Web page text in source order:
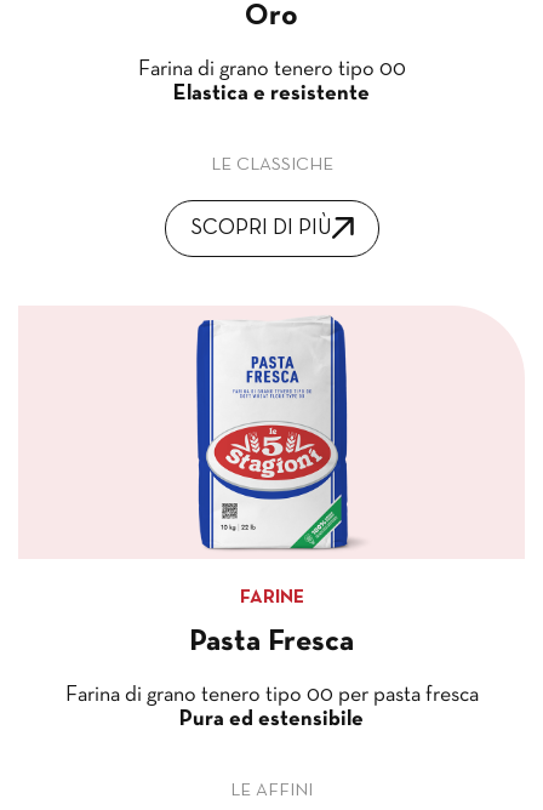
Oro
Farina di grano tenero tipo 00
Elastica e resistente
LE CLASSICHE
SCOPRI DI PIÙ
FARINE
Pasta Fresca
Farina di grano tenero tipo 00 per pasta fresca
Pura ed estensibile
LE AFFINI